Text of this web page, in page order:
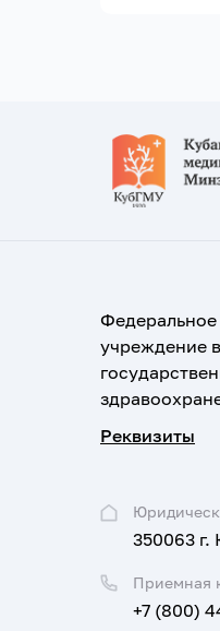
Федеральное
учреждение
Реквизиты
350063
Приемная
+7 (800)